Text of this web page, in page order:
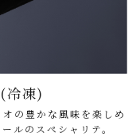
冷凍)
の豊かな風味を楽しめ
ルのスペシャリテ。